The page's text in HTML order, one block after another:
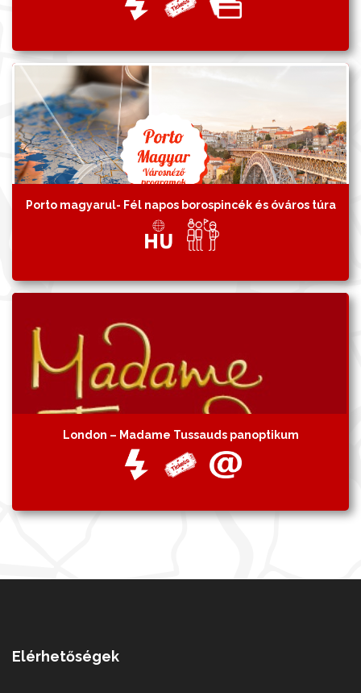
Porto magyarul- Fél napos borospincék és óváros túra
London – Madame Tussauds panoptikum
Elérhetőségek